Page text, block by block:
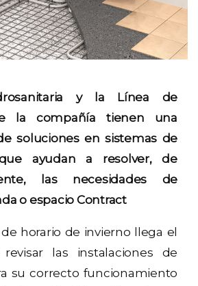
y la Línea de
la compañía tienen una
soluciones en sistemas de
ayudan a resolver, de
las necesidades de
o espacio Contract
horario de invierno llega el
las instalaciones de
su correcto funcionamiento